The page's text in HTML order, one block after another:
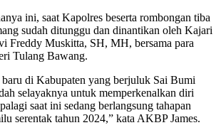
ini, saat Kapolres beserta rombongan tiba
sudah ditunggu dan dinantikan oleh Kajari
Freddy Muskitta, SH, MH, bersama para
Tulang Bawang.
baru di Kabupaten yang berjuluk Sai Bumi
selayaknya untuk memperkenalkan diri
saat ini sedang berlangsung tahapan
serentak tahun 2024,” kata AKBP James.